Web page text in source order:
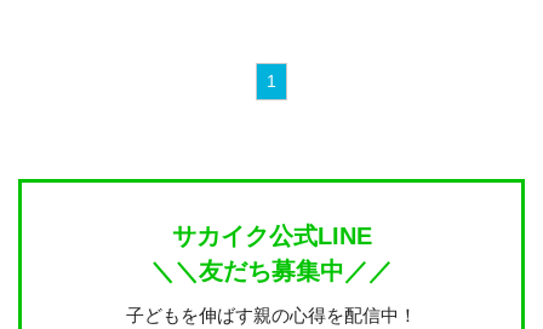
1
サカイク公式LINE
＼＼友だち募集中／／
子どもを伸ばす親の心得を配信中！